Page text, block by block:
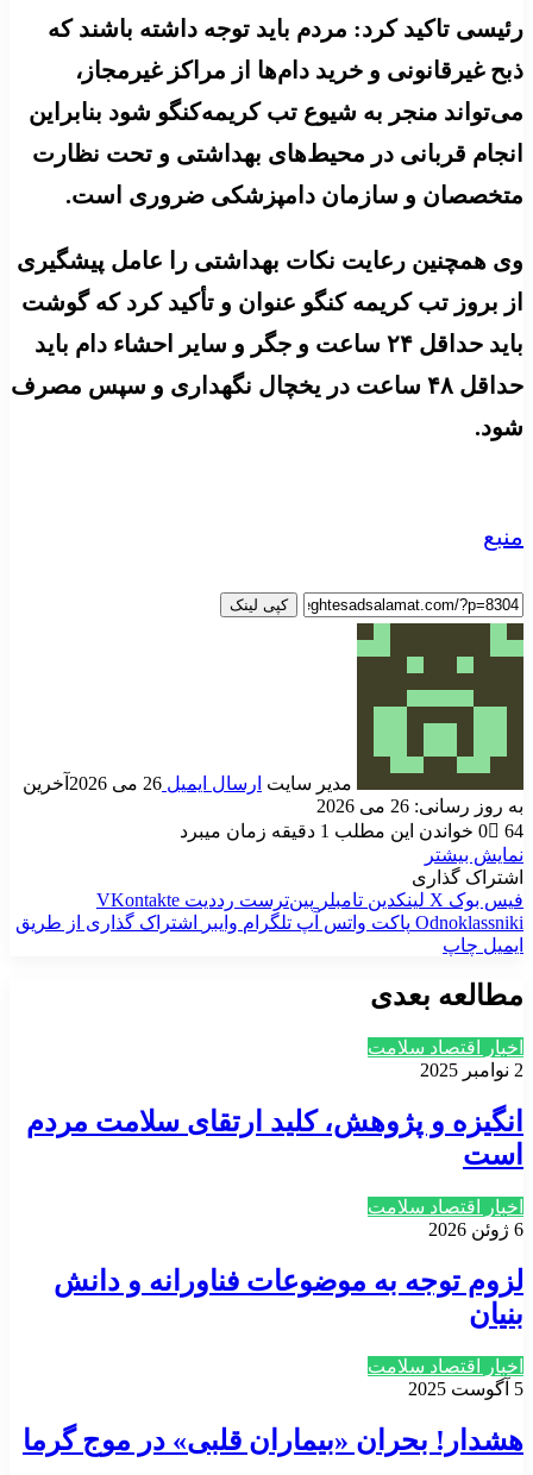
رئیسی تاکید کرد: مردم باید توجه داشته باشند که
ذبح غیرقانونی و خرید دام‌ها از مراکز غیرمجاز،
می‌تواند منجر به شیوع تب کریمه‌کنگو شود بنابراین
انجام قربانی در محیط‌های بهداشتی و تحت نظارت
متخصصان و سازمان دامپزشکی ضروری است.
وی همچنین رعایت نکات بهداشتی را عامل پیشگیری
از بروز تب کریمه کنگو عنوان و تأکید کرد که گوشت
باید حداقل ۲۴ ساعت و جگر و سایر احشاء دام باید
حداقل ۴۸ ساعت در یخچال نگهداری و سپس مصرف
شود.
منبع
کپی لینک
مدیر سایت ارسال ایمیل 26 می 2026
آخرین
به روز رسانی: 26 می 2026
0
64
خواندن این مطلب 1 دقیقه زمان میبرد
نمایش بیشتر
اشتراک گذاری
فیس بوک X لینکدین ‫تامبلر ‫پین‌ترست ‫رددیت ‫VKontakte
‫Odnoklassniki پاکت واتس آپ تلگرام وایبر
اشتراک گذاری از طریق
ایمیل چاپ
مطالعه بعدی
اخبار اقتصاد سلامت
2 نوامبر 2025
انگیزه و پژوهش، کلید ارتقای سلامت مردم
است
اخبار اقتصاد سلامت
6 ژوئن 2026
لزوم توجه به موضوعات فناورانه و دانش
بنیان
اخبار اقتصاد سلامت
5 آگوست 2025
هشدار! بحران «بیماران قلبی» در موج گرما